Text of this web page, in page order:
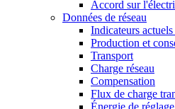
Accord sur
Données de réseau
Indicateurs actuels
Production et
Transport
Charge réseau
Compensation
Flux de charge
Énergie de